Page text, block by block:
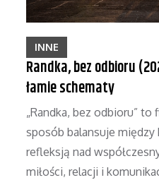
INNE
Randka, bez odbioru
łamie schematy
„Randka, bez odbioru”
sposób balansuje
refleksją nad
miłości, relacji i